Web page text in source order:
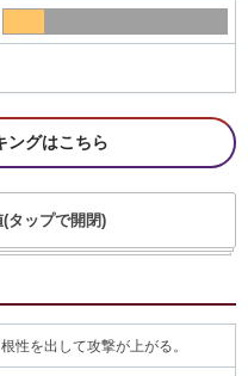
ングはこちら
タップで開閉)
性を出して攻撃が上がる。